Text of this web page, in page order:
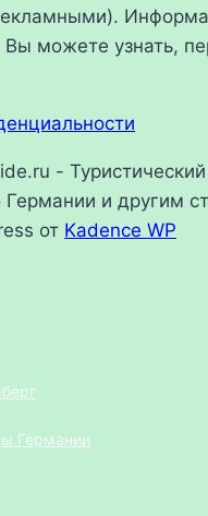
Вы можете узнать,
- Туристический
Германии и другим
от Kadence WP
Германии